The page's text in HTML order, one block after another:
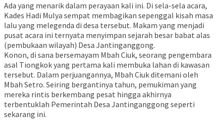
​Ada yang menarik dalam perayaan kali ini. Di sela-sela acara,
Kades Hadi Mulya sempat membagikan sepenggal kisah masa
lalu yang melegenda di desa tersebut. Makam yang menjadi
pusat acara ini ternyata menyimpan sejarah besar babat alas
(pembukaan wilayah) Desa Jantinganggong.
​Konon, di sana bersemayam Mbah Ciuk, seorang pengembara
asal Tiongkok yang pertama kali membuka lahan di kawasan
tersebut. Dalam perjuangannya, Mbah Ciuk ditemani oleh
Mbah Setro. Seiring bergantinya tahun, pemukiman yang
mereka rintis berkembang pesat hingga akhirnya
terbentuklah Pemerintah Desa Jantinganggong seperti
sekarang ini.